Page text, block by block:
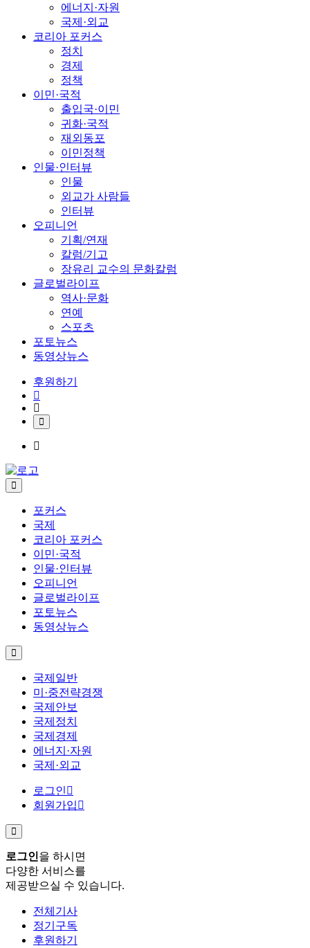
에너지·자원
국제·외교
코리아 포커스
정치
경제
정책
이민·국적
출입국·이민
귀화·국적
재외동포
이민정책
인물·인터뷰
인물
외교가 사람들
인터뷰
오피니언
기획/연재
칼럼/기고
장유리 교수의 문화칼럼
글로벌라이프
역사·문화
연예
스포츠
포토뉴스
동영상뉴스
후원하기
포커스
국제
코리아 포커스
이민·국적
인물·인터뷰
오피니언
글로벌라이프
포토뉴스
동영상뉴스
국제일반
미·중전략경쟁
국제안보
국제정치
국제경제
에너지·자원
국제·외교
로그인
회원가입
로그인을 하시면
다양한 서비스를
제공받으실 수 있습니다.
전체기사
정기구독
후원하기